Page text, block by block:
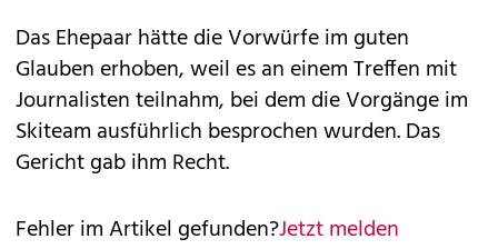
Das Ehepaar hätte die Vorwürfe im guten
Glauben erhoben, weil es an einem Treffen mit
Journalisten teilnahm, bei dem die Vorgänge im
Skiteam ausführlich besprochen wurden. Das
Gericht gab ihm Recht.
Fehler im Artikel gefunden?Jetzt melden